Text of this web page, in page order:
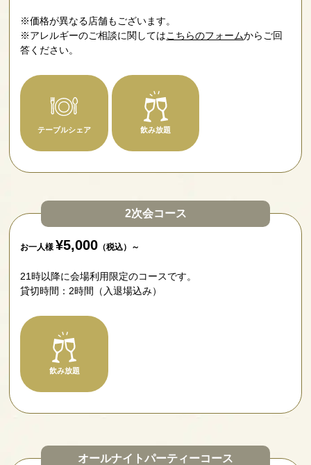
※価格が異なる店舗もございます。
※アレルギーのご相談に関してはこちらのフォームからご回
答ください。
テーブルシェア 飲み放題
2次会コース
お一人様 ¥5,000 （税込）～
21時以降に会場利用限定のコースです。
貸切時間：2時間（入退場込み）
飲み放題
オールナイトパーティーコース